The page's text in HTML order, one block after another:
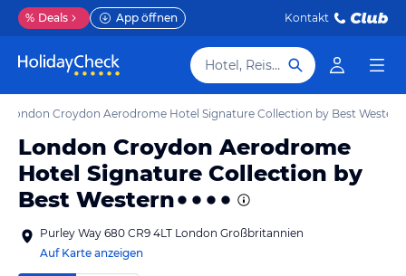
% Deals App öffnen Kontakt
Hotel, Reiseziel
London Croydon Aerodrome Hotel Signature Collection by Best Western
London Croydon Aerodrome
Hotel Signature Collection by
Best Western
Purley Way 680 CR9 4LT London Großbritannien
Auf Karte anzeigen